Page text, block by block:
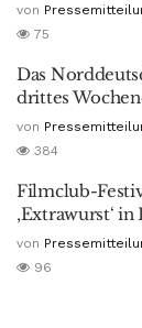
von
75
Das
drittes
von
384
Filmclub-
‚Extrawurst‘
von
96